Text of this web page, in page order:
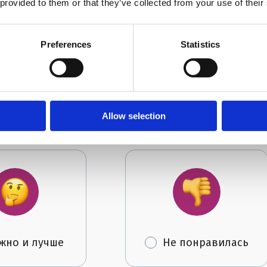
to them or that they’ve collected from your use of
Preferences Statistics
Allow selection
и лучше Не понравилась